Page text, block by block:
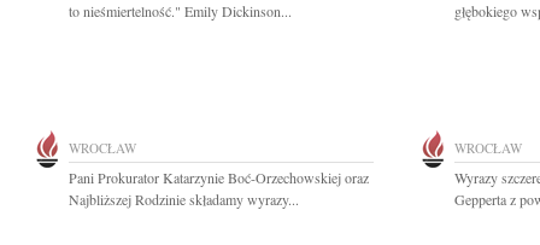
to nieśmiertelność." Emily Dickinson...
głębokiego
WROCŁAW
Pani Prokurator Katarzynie Boć-Orzechowskiej oraz
Najbliższej Rodzinie składamy wyrazy...
WROCŁAW
Wyrazy
Gepperta z